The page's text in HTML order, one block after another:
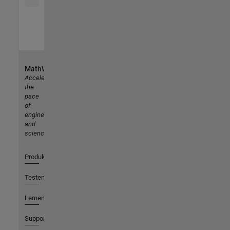
MathWorks
Accelerating
the
pace
of
engineering
and
science
Produkte
Testen oder Kaufen
Lernen
Support